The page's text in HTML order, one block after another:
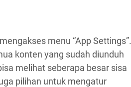
menu “App Settings”.
konten yang sudah diunduh
melihat seberapa besar sisa
pilihan untuk mengatur